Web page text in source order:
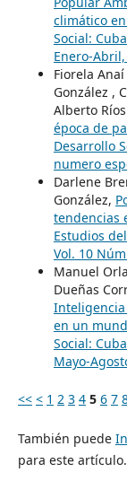
climático
Social:
Enero-
Fiorela
González ,
Alberto
época de
Desarrollo
numero
Darlene
González,
tendencias
Estudios
Vol. 10
Manuel
Dueñas
Inteligencia
en un
Social:
Mayo-
<< < 1 2 3 4 5 6 7
También puede
para este artículo.